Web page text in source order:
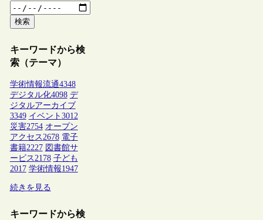
検索
キーワードから検
索（テーマ）
学術情報流通4348
デジタル化4098 デ
ジタルアーカイブ
3349 イベント 3012
災害2754 オープン
アクセス 2678 電子
書籍2227 図書館サ
ービス 2178 子ども
2017 学術情報1947
続きを見る
キーワードから検